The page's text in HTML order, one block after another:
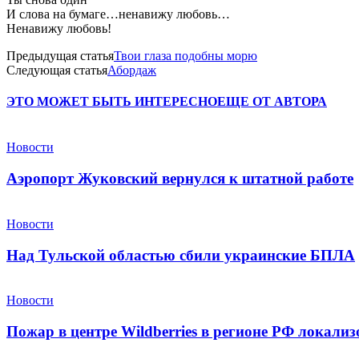
И слова на бумаге…ненавижу любовь…
Ненавижу любовь!
Предыдущая статьяТвои глаза подобны морю
Следующая статьяАбордаж
ЭТО МОЖЕТ БЫТЬ ИНТЕРЕСНОЕЩЕ ОТ АВТОРА
Новости
Аэропорт Жуковский вернулся к штатной работе
Новости
Над Тульской областью сбили украинские БПЛА
Новости
Пожар в центре Wildberries в регионе РФ